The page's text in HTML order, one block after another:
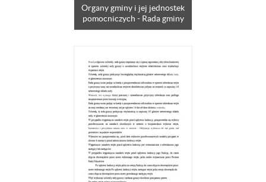
Organy gminy i jej jednostek
pomocniczych - Rada gminy